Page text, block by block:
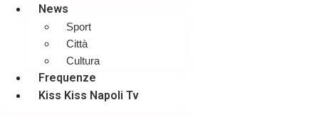
News
Sport
Città
Cultura
Frequenze
Kiss Kiss Napoli Tv